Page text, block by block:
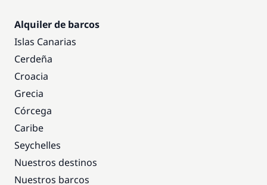
Alquiler de barcos
Islas Canarias
Cerdeña
Croacia
Grecia
Córcega
Caribe
Seychelles
Nuestros destinos
Nuestros barcos